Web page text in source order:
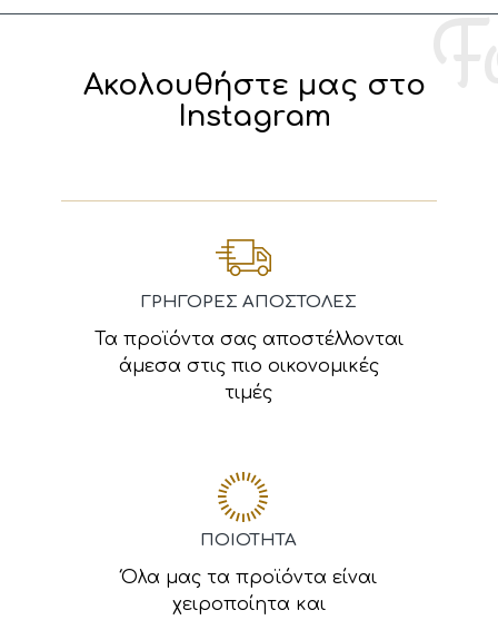
Ακολουθήστε μας στο
Instagram
ΓΡΗΓΟΡΕΣ ΑΠΟΣΤΟΛΕΣ
Τα προϊόντα σας αποστέλλονται
άμεσα στις πιο οικονομικές
τιμές
ΠΟΙΟΤΗΤΑ
Όλα μας τα προϊόντα είναι
χειροποίητα και